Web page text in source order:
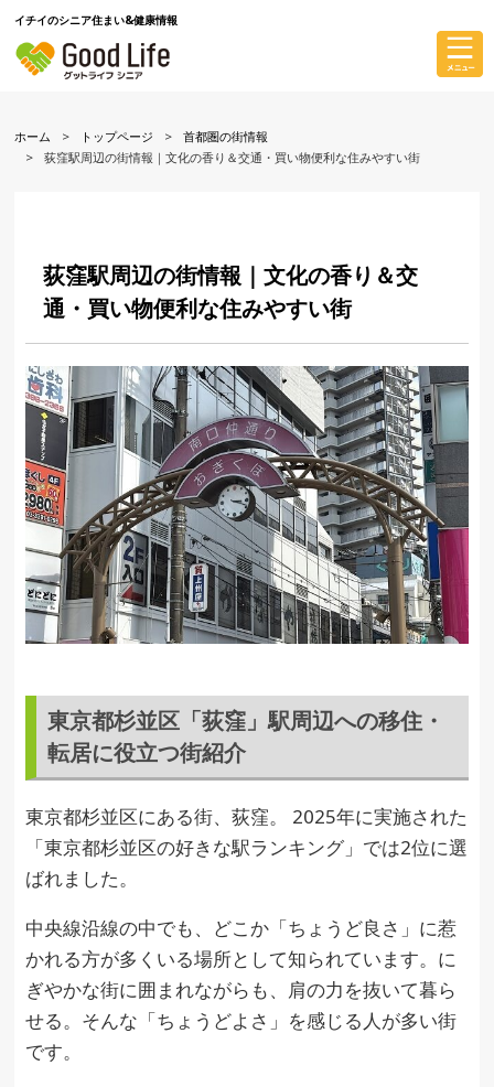
イチイのシニア住まい&健康情報
ホーム トップページ
首都圏の街情報
荻窪駅周辺の街情報｜文化の香り＆交通・買い物便利な住みやすい街
荻窪駅周辺の街情報｜文化の香り＆交
通・買い物便利な住みやすい街
東京都杉並区「荻窪」駅周辺への移住・
転居に役立つ街紹介
東京都杉並区にある街、荻窪。 2025年に実施された
「東京都杉並区の好きな駅ランキング」では2位に選
ばれました。
中央線沿線の中でも、どこか「ちょうど良さ」に惹
かれる方が多くいる場所として知られています。に
ぎやかな街に囲まれながらも、肩の力を抜いて暮ら
せる。そんな「ちょうどよさ」を感じる人が多い街
です。